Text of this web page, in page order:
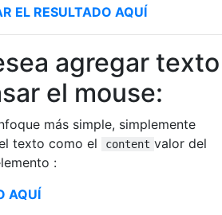
EL RESULTADO AQUÍ
agregar texto
el mouse:
más simple, simplemente
texto como el
content valor del
:
AQUÍ